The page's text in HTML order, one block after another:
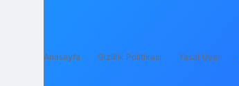
Anasayfa Gizlilik Politikası Yasal Uyarı